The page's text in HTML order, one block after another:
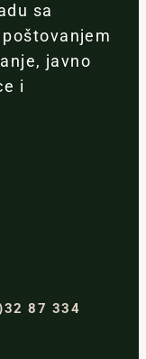
sa
javno
i
87 334